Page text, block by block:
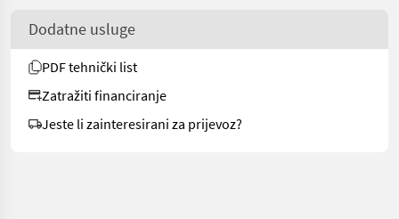
Dodatne usluge
PDF tehnički list
Zatražiti financiranje
Jeste li zainteresirani za prijevoz?